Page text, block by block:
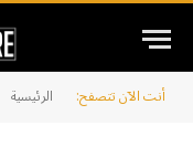
أنت الآن تتصفح: الرئيسية